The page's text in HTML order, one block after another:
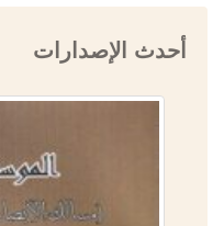
أحدث الإصدارات